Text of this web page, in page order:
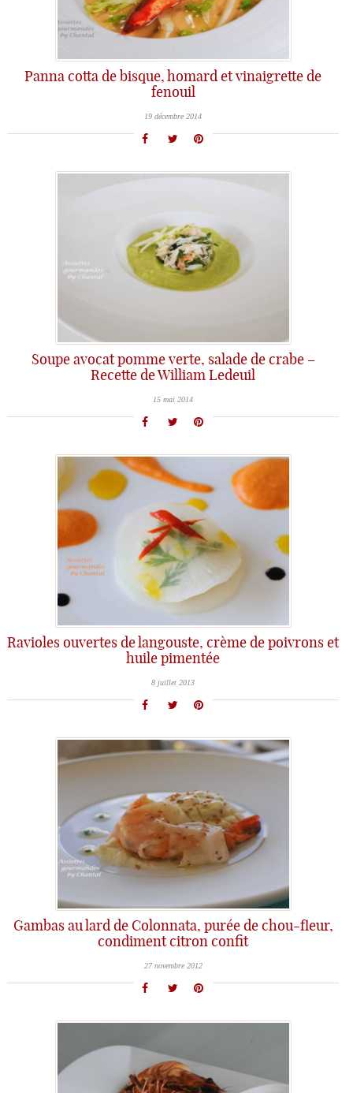
Panna cotta de bisque, homard et vinaigrette de
fenouil
19 décembre 2014
Soupe avocat pomme verte, salade de crabe –
Recette de William Ledeuil
15 mai 2014
Ravioles ouvertes de langouste, crème de poivrons et
huile pimentée
8 juillet 2013
Gambas au lard de Colonnata, purée de chou-fleur,
condiment citron confit
27 novembre 2012